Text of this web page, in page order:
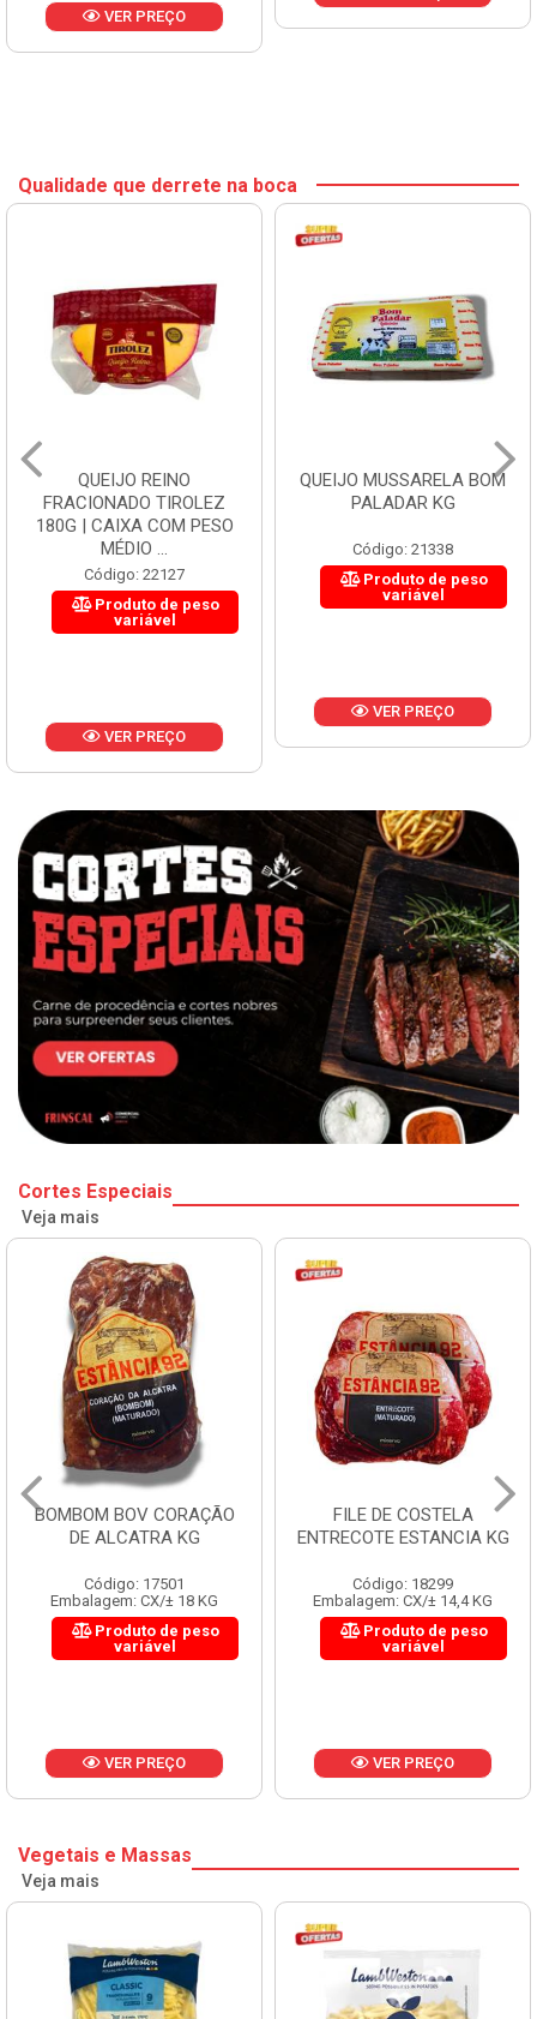
VER PREÇO
Qualidade que derrete na boca
QUEIJO REINO
FRACIONADO TIROLEZ
180G | CAIXA COM PESO
MÉDIO ...
Código: 22127
Produto de peso
variável
VER PREÇO
QUEIJO MUSSARELA BOM
PALADAR KG
Código: 21338
Produto de peso
variável
VER PREÇO
Cortes Especiais
Veja mais
BOMBOM BOV CORAÇÃO
DE ALCATRA KG
Código: 17501
Embalagem: CX/± 18 KG
Produto de peso
variável
VER PREÇO
FILE DE COSTELA
ENTRECOTE ESTANCIA KG
Código: 18299
Embalagem: CX/± 14,4 KG
Produto de peso
variável
VER PREÇO
Vegetais e Massas
Veja mais